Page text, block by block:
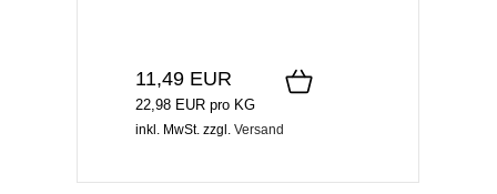
11,49 EUR
22,98 EUR pro KG
inkl. MwSt. zzgl. Versand